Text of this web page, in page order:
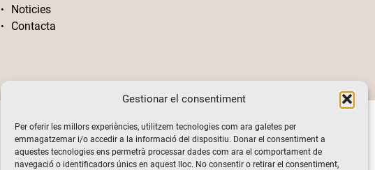
Gestionar el consentiment
Per oferir les millors experiències, utilitzem tecnologies com ara galetes per
emmagatzemar i/o accedir a la informació del dispositiu. Donar el consentiment a
aquestes tecnologies ens permetrà processar dades com ara el comportament de
navegació o identificadors únics en aquest lloc. No consentir o retirar el consentiment,
Noticies
Contacta